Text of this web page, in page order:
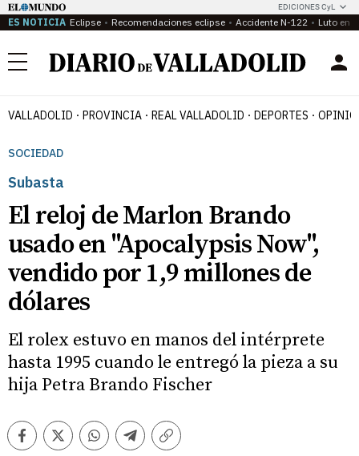
EDICIONES CyL
ES NOTICIA Eclipse Recomendaciones eclipse Accidente N-122 Luto en
Menú
VALLADOLID PROVINCIA REAL VALLADOLID DEPORTES
SOCIEDAD
Subasta
El reloj de Marlon Brando
usado en "Apocalypsis Now",
vendido por 1,9 millones de
dólares
El rolex estuvo en manos del intérprete
hasta 1995 cuando le entregó la pieza a su
hija Petra Brando Fischer
FacebookTwitterWhatsappTelegramCopiar